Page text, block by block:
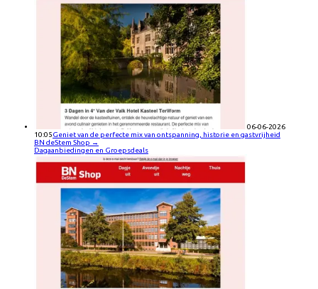
06-06-2026
10:05Geniet van de perfecte mix van ontspanning, historie en gastvrijheid
BN deStem Shop →
Dagaanbiedingen en Groepsdeals